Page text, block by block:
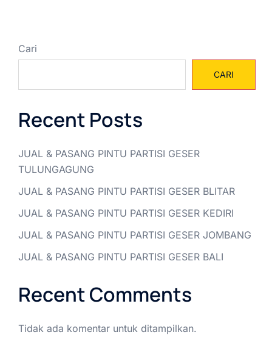
Cari
CARI
Recent Posts
JUAL & PASANG PINTU PARTISI GESER
TULUNGAGUNG
JUAL & PASANG PINTU PARTISI GESER BLITAR
JUAL & PASANG PINTU PARTISI GESER KEDIRI
JUAL & PASANG PINTU PARTISI GESER JOMBANG
JUAL & PASANG PINTU PARTISI GESER BALI
Recent Comments
Tidak ada komentar untuk ditampilkan.